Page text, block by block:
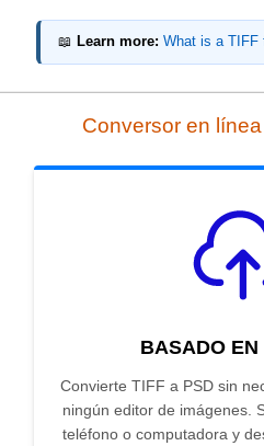
📖 Learn more: What is a TIFF
Conversor en
BASADO
Convierte TIFF a PSD sin
ningún editor de imágenes.
teléfono o computadora y